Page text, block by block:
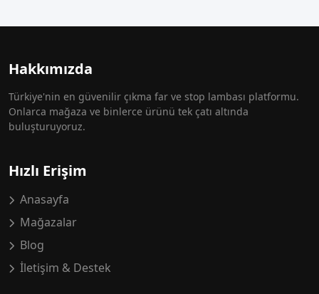
Hakkımızda
Türkiye'nin en güvenilir çıkma far ve stop lambası platformu.
Onlarca mağaza ve binlerce ürünü tek çatı altında
buluşturuyoruz.
Hızlı Erişim
Anasayfa
Mağazalar
Blog
İletişim & Destek